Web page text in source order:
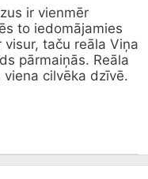
ir vienmēr
to iedomājamies
taču reāla Viņa
pārmaiņās. Reāla
cilvēka dzīvē.